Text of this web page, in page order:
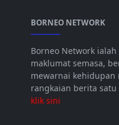
BORNEO NETWORK
Borneo Network
maklumat semasa,
mewarnai kehidupan
rangkaian berita
klik sini